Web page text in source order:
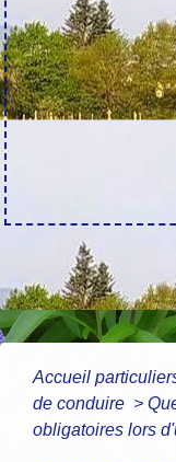
Accueil
de conduire >
obligatoires lors